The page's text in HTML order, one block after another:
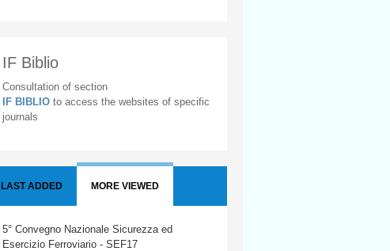
IF Biblio
Consultation of section
IF BIBLIO to access the websites of specific
journals
LAST ADDED MORE VIEWED
5° Convegno Nazionale Sicurezza ed
Esercizio Ferroviario - SEF17